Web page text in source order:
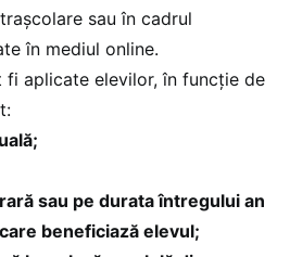
sau în cadrul
în mediul online.
fi aplicate elevilor, în funcție de
sau pe durata întregului an
beneficiază elevul;